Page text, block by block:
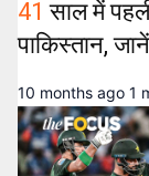
41 साल में
पाकिस्तान,
10 months ago 1